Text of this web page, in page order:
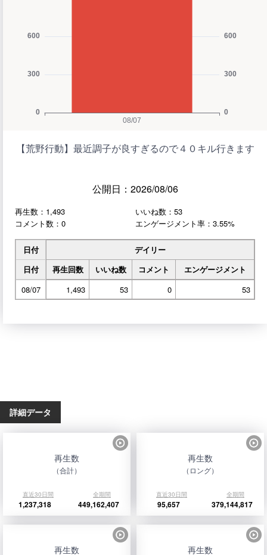
【荒野行動】最近調子が良すぎるので４０キル行きます
公開日：2026/08/06
再生数：1,493
いいね数：53
コメント数：0
エンゲージメント率：3.55%
日付
デイリー
日付
再生回数 いいね数 コメント
エンゲージメント
08/07
1,493 53 0 53
詳細データ
再生数
（合計）
直近30日間 全期間
1,237,318 449,162,407
再生数
（ロング）
直近30日間 全期間
95,657 379,144,817
再生数 再生数